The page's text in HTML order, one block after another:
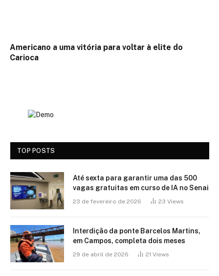
Americano a uma vitória para voltar à elite do
Carioca
TOP POSTS
Até sexta para garantir uma das 500
vagas gratuitas em curso de IA no Senai
23 de fevereiro de 2026 23 Views
Interdição da ponte Barcelos Martins,
em Campos, completa dois meses
29 de abril de 2026 21 Views